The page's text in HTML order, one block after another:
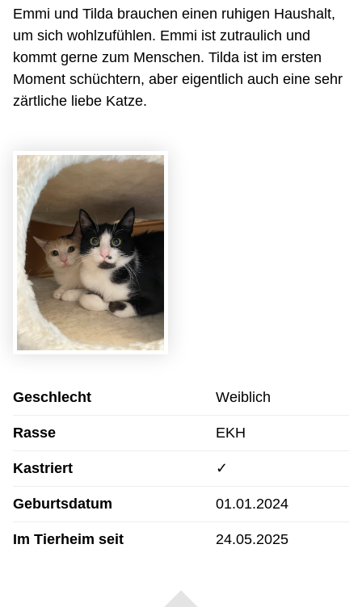
Emmi und Tilda brauchen einen ruhigen Haushalt,
um sich wohlzufühlen. Emmi ist zutraulich und
kommt gerne zum Menschen. Tilda ist im ersten
Moment schüchtern, aber eigentlich auch eine sehr
zärtliche liebe Katze.
Geschlecht Weiblich
Rasse EKH
Kastriert ✓
Geburtsdatum 01.01.2024
Im Tierheim seit 24.05.2025